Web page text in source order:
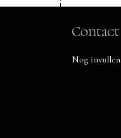
Contact
Nog invullen